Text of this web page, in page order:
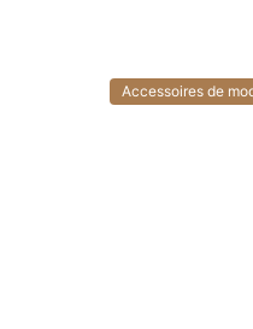
Accessoires de